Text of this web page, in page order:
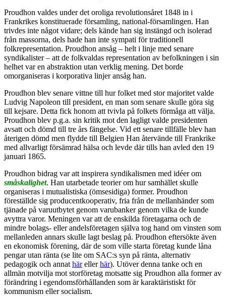
Proudhon valdes under det oroliga revolutionsåret 1848 in i
Frankrikes konstituerade församling, national-församlingen. Han
trivdes inte något vidare; dels kände han sig instängd och isolerad
från massorna, dels hade han inte sympati för traditionell
folkrepresentation. Proudhon ansåg – helt i linje med senare
syndikalister – att de folkvaldas representation av befolkningen i sin
helhet var en abstraktion utan verklig mening. Det borde
omorganiseras i korporativa linjer ansåg han.
Proudhon blev senare vittne till hur folket med stor majoritet valde
Ludvig Napoleon till president, en man som senare skulle göra sig
till kejsare. Detta fick honom att tvivla på folkets förmåga att välja.
Proudhon blev p.g.a. sin kritik mot den lagligt valde presidenten
avsatt och dömd till tre års fängelse. Vid ett senare tillfälle blev han
återigen dömd men flydde till Belgien Han återvände till Frankrike
med allvarligt försämrad hälsa och levde där tills han avled den 19
januari 1865.
Proudhon bidrag var att inspirera syndikalismen med idéer om
småskalighet. Han utarbetade teorier om hur samhället skulle
organiseras i mutualistiska (ömsesidiga) former. Proudhon
föreställde sig producentkooperativ, fria från de mellanhänder som
tjänade på varuutbytet genom varubanker genom vilka de kunde
avyttra varor. Meningen var att de enskilda företagarna och de
mindre bolags- eller andelsföretagen själva tog hand om vinsten som
mellanleden annars skulle lagt beslag på. Proudhon eftersökte även
en ekonomisk förening, där de som ville starta företag kunde låna
pengar utan ränta (se lite om SAC:s syn på ränta, alternativ
pedagogik och annat härellerhär). Utöver denna tanke och en
allmän motvilja mot storföretag motsatte sig Proudhon alla former av
förändring i egendomsförhållanden som är karaktäristiskt för
kommunism eller socialism.